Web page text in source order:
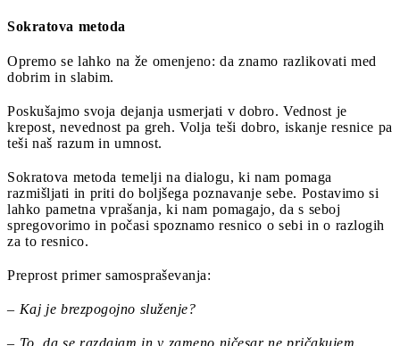
Sokratova metoda
Opremo se lahko na že omenjeno: da znamo razlikovati med
dobrim in slabim.
Poskušajmo svoja dejanja usmerjati v dobro. Vednost je
krepost, nevednost pa greh. Volja teši dobro, iskanje resnice pa
teši naš razum in umnost.
Sokratova metoda temelji na dialogu, ki nam pomaga
razmišljati in priti do boljšega poznavanje sebe. Postavimo si
lahko pametna vprašanja, ki nam pomagajo, da s seboj
spregovorimo in počasi spoznamo resnico o sebi in o razlogih
za to resnico.
Preprost primer samospraševanja:
– Kaj je brezpogojno služenje?
– To, da se razdajam in v zameno ničesar ne pričakujem.